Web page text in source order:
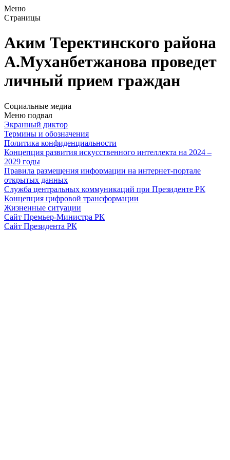
Меню
Страницы
Аким Теректинского района
А.Муханбетжанова проведет
личный прием граждан
Социальные медиа
Меню подвал
Экранный диктор
Термины и обозначения
Политика конфиденциальности
Концепция развития искусственного интеллекта на 2024 –
2029 годы
Правила размещения информации на интернет-портале
открытых данных
Служба центральных коммуникаций при Президенте РК
Концепция цифровой трансформации
Жизненные ситуации
Сайт Премьер-Министра РК
Сайт Президента РК